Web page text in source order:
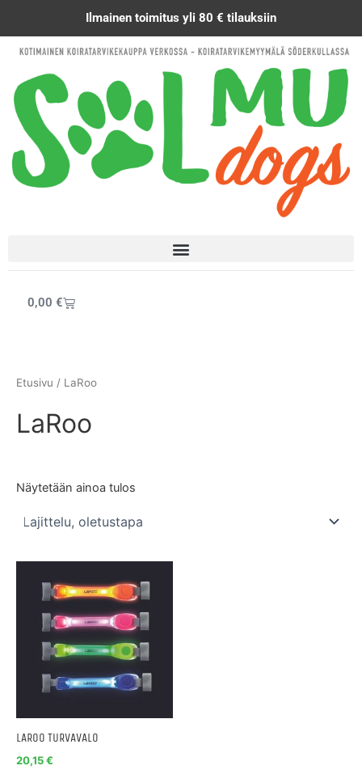
Ilmainen toimitus yli 80 € tilauksiin
0,00 €Cart
Etusivu / LaRoo
LaRoo
Näytetään ainoa tulos
LAROO TURVAVALO
20,15€